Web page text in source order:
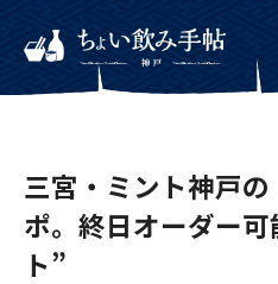
三宮・ミント神戸
ポ。終日オーダー
ト”